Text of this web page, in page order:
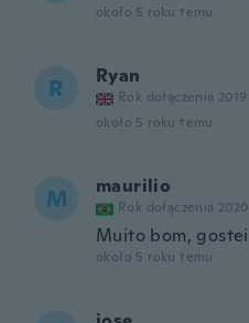
około 5 roku temu
R Ryan
Rok dołączenia 2019
około 5 roku temu
M maurilio
Rok dołączenia 2020
Muito bom, gostei
około 5 roku temu